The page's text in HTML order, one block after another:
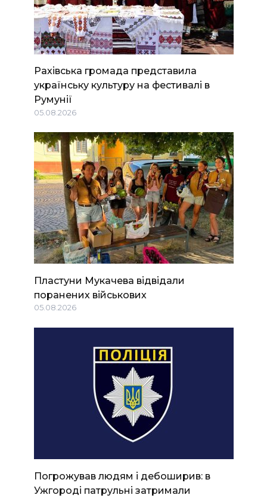
Рахівська громада представила
українську культуру на фестивалі в
Румунії
05.08.2026
Пластуни Мукачева відвідали
поранених військових
05.08.2026
Погрожував людям і дебоширив: в
Ужгороді патрульні затримали